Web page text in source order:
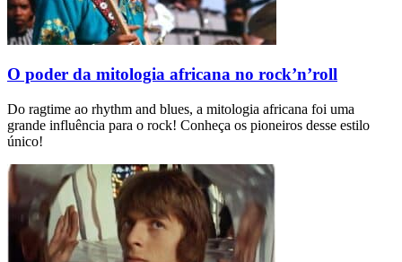
O poder da mitologia africana no rock’n’roll
Do ragtime ao rhythm and blues, a mitologia africana foi uma
grande influência para o rock! Conheça os pioneiros desse estilo
único!